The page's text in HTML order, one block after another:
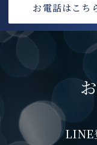
お電話はこち
LINE